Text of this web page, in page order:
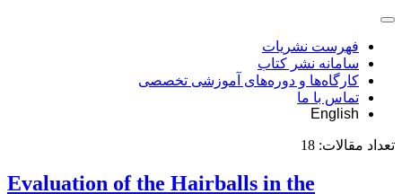
فهرست نشریات
سامانه نشر کتاب
کارگاه‌ها و دوره‌های آموزشی تخصصی
تماس با ما
English
تعداد مقالات: 18
Evaluation of the Hairballs in the